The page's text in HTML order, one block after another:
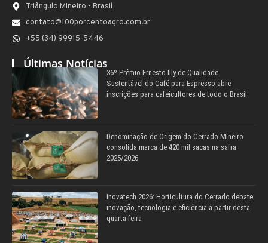
Triângulo Mineiro - Brasil
contato@100porcentoagro.com.br
+55 (34) 99915-5446
Últimas Notícias
36º Prêmio Ernesto Illy de Qualidade
Sustentável do Café para Espresso abre
inscrições para cafeicultores de todo o Brasil
Denominação de Origem do Cerrado Mineiro
consolida marca de 420 mil sacas na safra
2025/2026
Inovatech 2026: Horticultura do Cerrado debate
inovação, tecnologia e eficiência a partir desta
quarta-feira